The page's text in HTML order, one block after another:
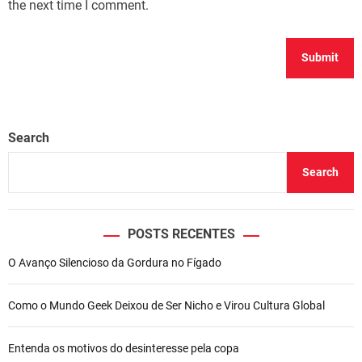
the next time I comment.
Search
Search
POSTS RECENTES
O Avanço Silencioso da Gordura no Fígado
Como o Mundo Geek Deixou de Ser Nicho e Virou Cultura Global
Entenda os motivos do desinteresse pela copa